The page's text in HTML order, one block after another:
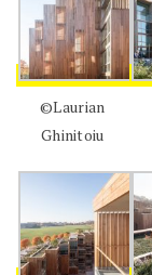
©Laurian
Ghinitoiu